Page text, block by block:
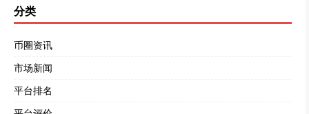
分类
币圈资讯
市场新闻
平台排名